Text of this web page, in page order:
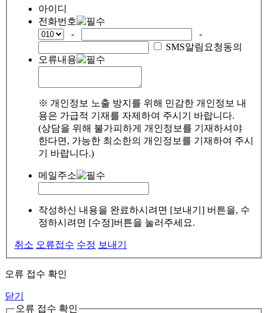
아이디
전화번호
-
-
SMS알림요청동의
오류내용
※ 개인정보 노출 방지를 위해 민감한 개인정보 내
용은 가급적 기재를 자제하여 주시기 바랍니다.
(상담을 위해 불가피하게 개인정보를 기재하셔야
한다면, 가능한 최소한의 개인정보를 기재하여 주시
기 바랍니다.)
메일주소
작성하신 내용을 완료하시려면 [보내기] 버튼을, 수
정하시려면 [수정]버튼을 눌러주세요.
취소 오류접수 수정 보내기
오류 접수 확인
닫기
오류 접수 확인